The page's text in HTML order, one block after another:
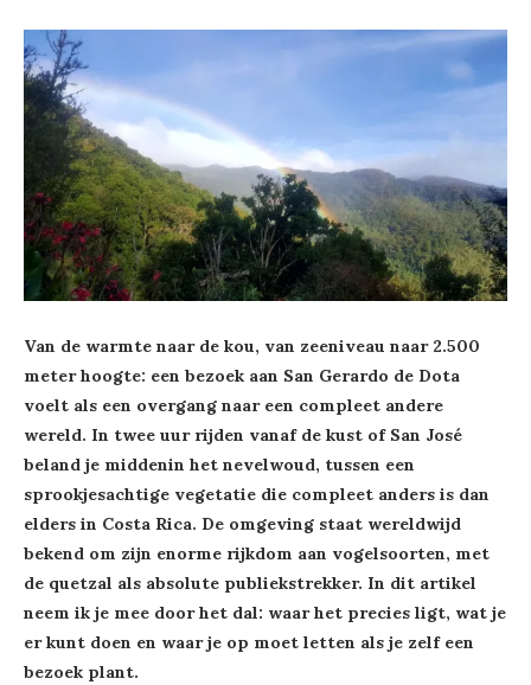
Van de warmte naar de kou, van zeeniveau naar 2.500
meter hoogte: een bezoek aan San Gerardo de Dota
voelt als een overgang naar een compleet andere
wereld. In twee uur rijden vanaf de kust of San José
beland je middenin het nevelwoud, tussen een
sprookjesachtige vegetatie die compleet anders is dan
elders in Costa Rica. De omgeving staat wereldwijd
bekend om zijn enorme rijkdom aan vogelsoorten, met
de quetzal als absolute publiekstrekker. In dit artikel
neem ik je mee door het dal: waar het precies ligt, wat je
er kunt doen en waar je op moet letten als je zelf een
bezoek plant.